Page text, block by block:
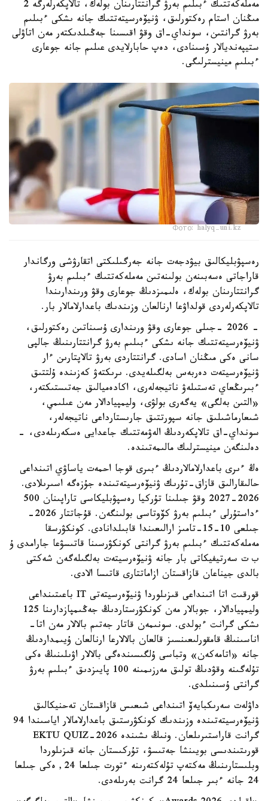
مەملەكەتتىك ءبىلىم بەرۋ گرانتتارىنان بولەك، تالاپكەرلەرگە 2
مىڭنان استام رەكتورلىق، ۋنيۆەرسيتەتتىك جانە ىشكى ءبىلىم
بەرۋ گرانتىن، سونداي-اق وقۋ اقىسىنا جەڭىلدىكتەر مەن اتاۋلى
ستيپەنديالار ۇسىنادى، دەپ حابارلايدى عىلىم جانە جوعارى
ءبىلىم مينيسترلىگى.
Фото: halyq-uni.kz
رەسپۋبليكالىق بيۋدجەت جانە جەرگىلىكتى اتقارۋشى ورگاندار
قاراجاتى ەسەبىنەن بولىنەتىن مەملەكەتتىك ءبىلىم بەرۋ
گرانتتارىنان بولەك، ەلىمىزدىڭ جوعارى وقۋ ورىندارىندا
تالاپكەرلەردى قولداۋعا ارنالعان وزىندىك باعدارلامالار بار.
- 2026 -جىلى جوعارى وقۋ ورىندارى ۇسىناتىن رەكتورلىق،
ۋنيۆەرسيتەتتىك جانە ىشكى ءبىلىم بەرۋ گرانتتارىنىڭ جالپى
سانى ەكى مىڭنان اسادى. گرانتتاردى بەرۋ تالاپتارىن ءار
ۋنيۆەرسيتەت دەربەس بەلگىلەيدى. ىرىكتەۋ كەزىندە ۇلتتىق
ءبىرىڭعاي تەستىلەۋ ناتيجەلەرى، اكادەميالىق جەتىستىكتەر،
«التىن بەلگى» يەگەرى بولۋى، وليمپيادالار مەن عىلىمي،
شىعارماشىلىق جانە سپورتتىق جارىستارداعى ناتيجەلەر،
سونداي-اق تالاپكەردىڭ الەۋمەتتىك جاعدايى ەسكەرىلەدى، -
دەلىنگەن مينيسترلىك مالىمەتىندە.
ەڭ ءىرى باعدارلامالاردىڭ ءبىرى قوجا احمەت ياساۋي اتىنداعى
حالىقارالىق قازاق-تۇرىك ۋنيۆەرسيتەتىندە جۇزەگە اسىرىلادى.
2026-2027 وقۋ جىلىنا تۇركيا رەسپۋبليكاسى تاراپىنان 500
ءداستۇرلى ءبىلىم بەرۋ كۆوتاسى بولىنگەن. قۇجاتتار 2026-
جىلعى 10-15-تامىز ارالىعىندا قابىلدانادى. كونكۋرسقا
مەملەكەتتىك ءبىلىم بەرۋ گرانتى كونكۋرسىنا قاتىسۋعا جارامدى ۇ
ب ت سەرتيفيكاتى بار جانە ۋنيۆەرسيتەت بەلگىلەگەن شەكتى
بالدى جيناعان قازاقستان ازاماتتارى قاتىسا الادى.
قورقىت اتا اتىنداعى قىزىلوردا ۋنيۆەرسيتەتى IT باعىتىنداعى
وليمپيادالار، جوبالار مەن كونكۋرستاردىڭ جەڭىمپازدارىنا 125
ىشكى گرانت ءبولدى. سونىمەن قاتار جەتىم بالالار مەن اتا-
اناسىنىڭ قامقورلىعىنسىز قالعان بالالارعا ارنالعان ۇيىمداردىڭ
جانە «اتامەكەن» وتباسى ۇلگىسىندەگى بالالار اۋىلىنىڭ ەكى
تۇلەگىنە وقۋدىڭ تولىق مەرزىمىنە 100 پايىزدىق ءبىلىم بەرۋ
گرانتى ۇسىنىلدى.
داۋلەت سەرىكبايەۆ اتىنداعى شىعىس قازاقستان تەحنيكالىق
ۋنيۆەرسيتەتىندە وزىندىك كونكۋرستىق باعدارلامالار اياسىندا 94
گرانت قاراستىرىلعان. ونىڭ ىشىندە EKTU QUIZ-2026
قورىتىندىسى بويىنشا جەتىسۋ، تۇركىستان جانە قىزىلوردا
وبلىستارىنىڭ مەكتەپ تۇلەكتەرىنە ءتورت جىلعا 24, ەكى جىلعا
24 جانە ءبىر جىلعا 24 گرانت بەرىلەدى.